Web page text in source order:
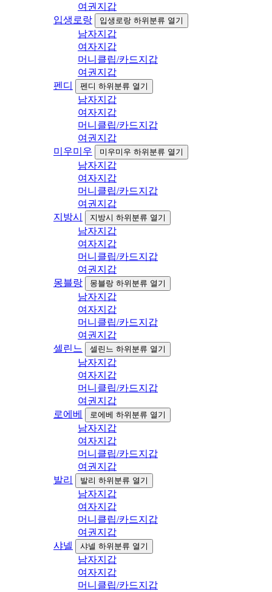
여권지갑
입생로랑
입생로랑 하위분류 열기
남자지갑
여자지갑
머니클립/카드지갑
여권지갑
펜디
펜디 하위분류 열기
남자지갑
여자지갑
머니클립/카드지갑
여권지갑
미우미우
미우미우 하위분류 열기
남자지갑
여자지갑
머니클립/카드지갑
여권지갑
지방시
지방시 하위분류 열기
남자지갑
여자지갑
머니클립/카드지갑
여권지갑
몽블랑
몽블랑 하위분류 열기
남자지갑
여자지갑
머니클립/카드지갑
여권지갑
셀린느
셀린느 하위분류 열기
남자지갑
여자지갑
머니클립/카드지갑
여권지갑
로에베
로에베 하위분류 열기
남자지갑
여자지갑
머니클립/카드지갑
여권지갑
발리
발리 하위분류 열기
남자지갑
여자지갑
머니클립/카드지갑
여권지갑
샤넬
샤넬 하위분류 열기
남자지갑
여자지갑
머니클립/카드지갑